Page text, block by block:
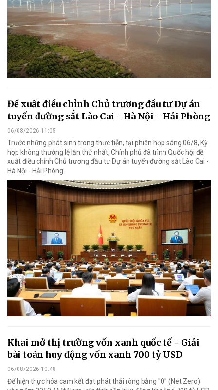
Đề xuất điều chỉnh Chủ trương đầu tư Dự án
tuyến đường sắt Lào Cai - Hà Nội - Hải Phòng
06/08/2026 11:05
Trước những phát sinh trong thực tiễn, tại phiên họp sáng 06/8, Kỳ
họp không thường lệ lần thứ nhất, Chính phủ đã trình Quốc hội đề
xuất điều chỉnh Chủ trương đầu tư Dự án tuyến đường sắt Lào Cai -
Hà Nội - Hải Phòng.
Khai mở thị trường vốn xanh quốc tế - Giải
bài toán huy động vốn xanh 700 tỷ USD
06/08/2026 10:48
Để hiện thực hóa cam kết đạt phát thải ròng bằng "0" (Net Zero)